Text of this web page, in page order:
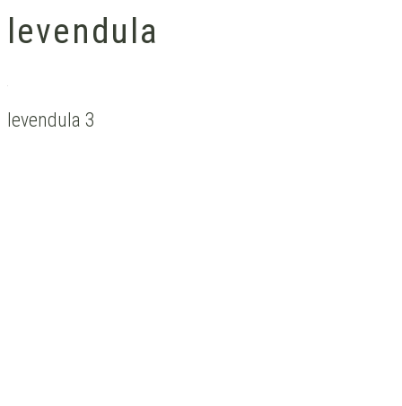
levendula
levendula 3